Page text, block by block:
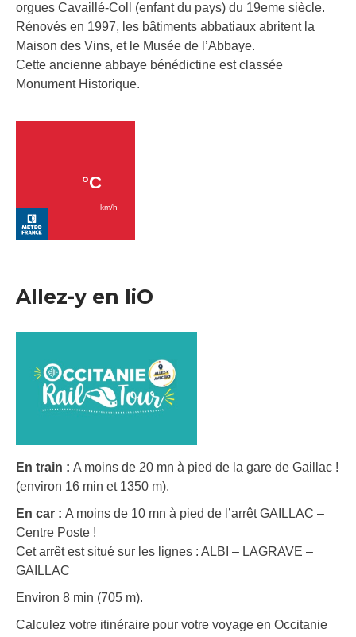
orgues Cavaillé-Coll (enfant du pays) du 19eme siècle.
Rénovés en 1997, les bâtiments abbatiaux abritent la
Maison des Vins, et le Musée de l’Abbaye.
Cette ancienne abbaye bénédictine est classée
Monument Historique.
Allez-y en liO
En train : A moins de 20 mn à pied de la gare de Gaillac !
(environ 16 min et 1350 m).
En car : A moins de 10 mn à pied de l’arrêt GAILLAC –
Centre Poste !
Cet arrêt est situé sur les lignes : ALBI – LAGRAVE –
GAILLAC
Environ 8 min (705 m).
Calculez votre itinéraire pour votre voyage en Occitanie